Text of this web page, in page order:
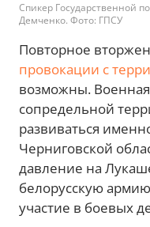
Спикер Государственной
Демченко. Фото: ГПСУ
Повторное
провокации с
возможны.
сопредельной
развиваться
Черниговской
давление на
белорусскую
участие в боевых